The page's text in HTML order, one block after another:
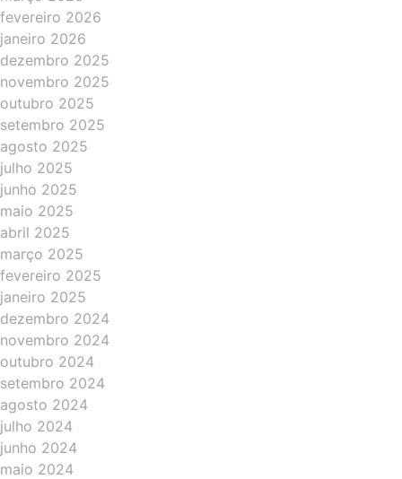
fevereiro 2026
janeiro 2026
dezembro 2025
novembro 2025
outubro 2025
setembro 2025
agosto 2025
julho 2025
junho 2025
maio 2025
abril 2025
março 2025
fevereiro 2025
janeiro 2025
dezembro 2024
novembro 2024
outubro 2024
setembro 2024
agosto 2024
julho 2024
junho 2024
maio 2024